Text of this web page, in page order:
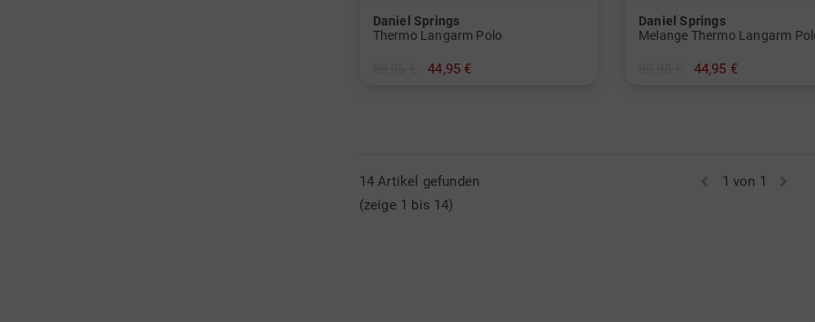
Daniel Springs
Thermo Langarm Polo
44,95 €
Daniel Springs
Melange Thermo Langarm
44,95 €
14 Artikel gefunden
(zeige 1 bis 14)
1 von 1